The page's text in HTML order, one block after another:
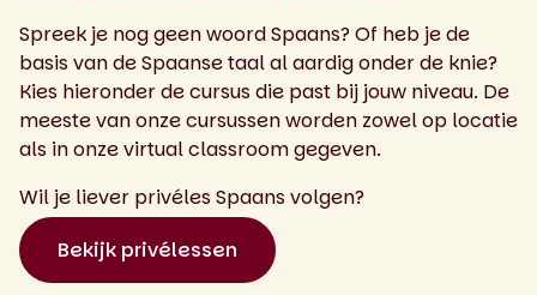
Spreek je nog geen woord Spaans? Of heb je de
basis van de Spaanse taal al aardig onder de knie?
Kies hieronder de cursus die past bij jouw niveau. De
meeste van onze cursussen worden zowel op locatie
als in onze virtual classroom gegeven.
Wil je liever privéles Spaans volgen?
Bekijk privélessen